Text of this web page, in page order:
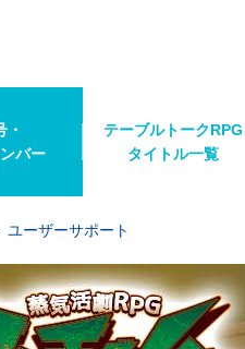
・
バー
テーブルトークRPG
タイトル一覧
ユーザーサポート